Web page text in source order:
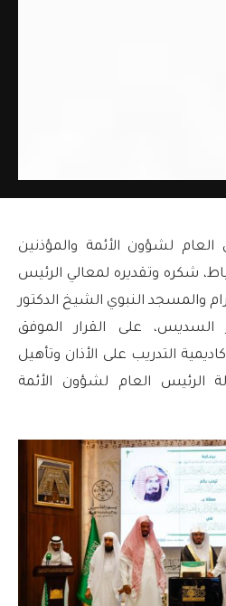
لشؤون الأئمة والمؤذنين
شكره وتقديره لمعالي الرئيس
والمسجد النبوي الشيخ الدكتور
السديس، على القرار الموفق
التدريب على الأذان وتأهيل
الرئيس العام لشؤون الأئمة